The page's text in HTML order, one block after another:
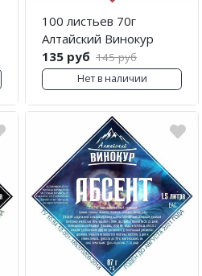
100 листьев 70г
Алтайский Винокур
135 руб 145 руб
Нет в наличии